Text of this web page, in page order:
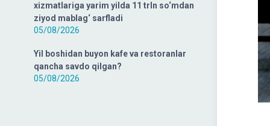
xizmatlariga yarim yilda 11 trln so‘mdan
ziyod mablag‘ sarfladi
05/08/2026
Yil boshidan buyon kafe va restoranlar
qancha savdo qilgan?
05/08/2026